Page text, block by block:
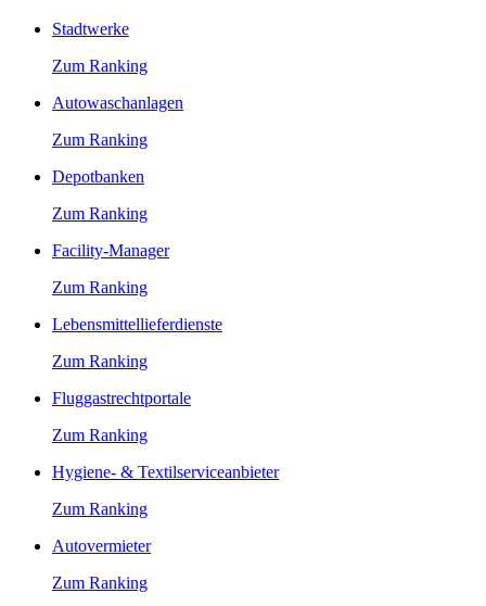
Stadtwerke
Zum Ranking
Autowaschanlagen
Zum Ranking
Depotbanken
Zum Ranking
Facility-Manager
Zum Ranking
Lebensmittellieferdienste
Zum Ranking
Fluggastrechtportale
Zum Ranking
Hygiene- & Textilserviceanbieter
Zum Ranking
Autovermieter
Zum Ranking